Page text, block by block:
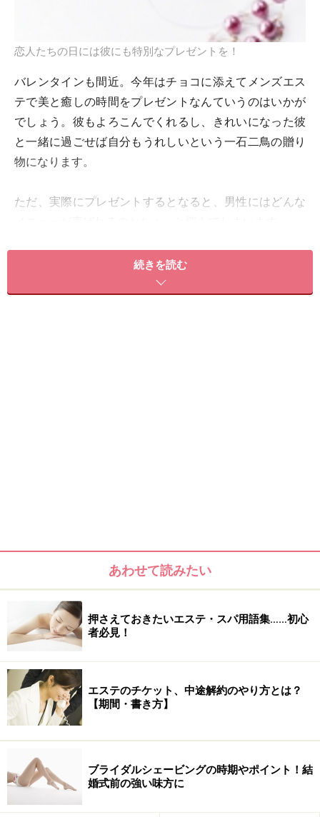
恋人たちの日には彼にも特別なプレゼントを！
バレンタインも間近。今年はチョコに添えてメンズエス
テで美と癒しの時間をプレゼントなんていうのはいかが
でしょう。彼もよろこんでくれるし、きれいになった彼
と一緒に過ごせば自分もうれしいという一石二鳥の贈り
物になります。
ただ、実際にプレゼントするとなると、男性にはどんな
今回伺ったのは以前にもご紹介した「エベッラ」。渋谷
の閑静な住宅街で営業する隠れ家サロンです。お話を聞
いた清水たくまさんは優秀な男性エステティシャンであ
るばかりでなく、相当なコスメマニアでもあり、口コミ
でじわじわとサロンの人気が広がり、今やセレブから有
名エステティシャンも顧客に持つという凄腕の持ち主。
続きを読む
あわせて読みたい
押さえておきたいエステ・スパ用語集……初心
者必見！
エステのチケット、中途解約のやり方とは？
【期間・書き方】
ブライダルシェービングの時期やポイント！結
婚式前の強い味方に